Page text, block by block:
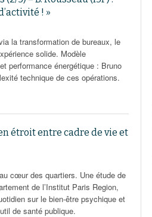
! »
la transformation de bureaux, le
solide. Modèle
performance énergétique : Bruno
technique de ces opérations.
étroit entre cadre de vie et
cœur des quartiers. Une étude de
de l’Institut Paris Region,
sur le bien-être psychique et
de santé publique.